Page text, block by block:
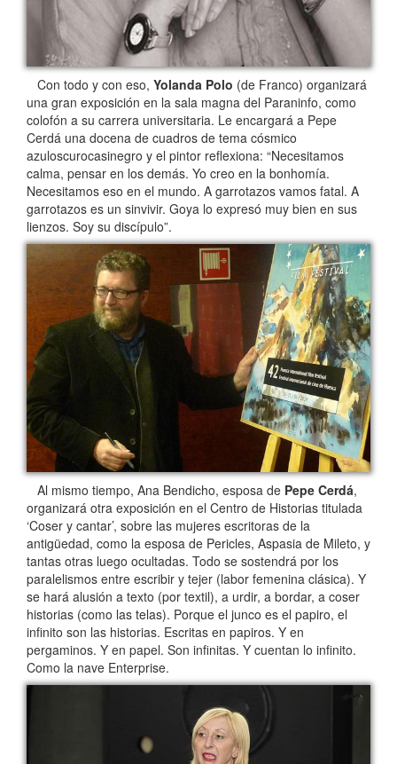
Con todo y con eso, Yolanda Polo (de Franco) organizará
una gran exposición en la sala magna del Paraninfo, como
colofón a su carrera universitaria. Le encargará a Pepe
Cerdá una docena de cuadros de tema cósmico
azuloscurocasinegro y el pintor reflexiona: “Necesitamos
calma, pensar en los demás. Yo creo en la bonhomía.
Necesitamos eso en el mundo. A garrotazos vamos fatal. A
garrotazos es un sinvivir. Goya lo expresó muy bien en sus
lienzos. Soy su discípulo”.
Al mismo tiempo, Ana Bendicho, esposa de Pepe Cerdá,
organizará otra exposición en el Centro de Historias titulada
‘Coser y cantar’, sobre las mujeres escritoras de la
antigüedad, como la esposa de Pericles, Aspasia de Mileto, y
tantas otras luego ocultadas. Todo se sostendrá por los
paralelismos entre escribir y tejer (labor femenina clásica). Y
se hará alusión a texto (por textil), a urdir, a bordar, a coser
historias (como las telas). Porque el junco es el papiro, el
infinito son las historias. Escritas en papiros. Y en
pergaminos. Y en papel. Son infinitas. Y cuentan lo infinito.
Como la nave Enterprise.